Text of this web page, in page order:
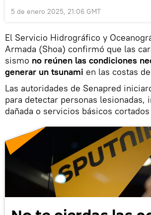
5 de enero 2025, 21:06 GMT
El Servicio Hidrográfico y
Armada (Shoa) confirmó que las
sismo no reúnen las condiciones
generar un tsunami en las costas
Las autoridades de Senapred
para detectar personas lesionadas,
dañada o servicios básicos